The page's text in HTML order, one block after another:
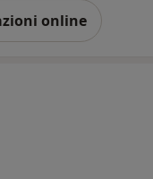
online